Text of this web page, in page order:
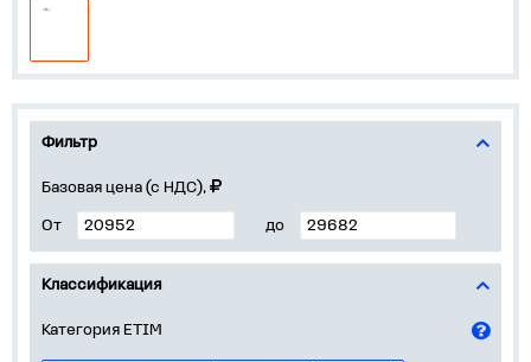
Фильтр
Базовая цена (с НДС),
От до
Классификация
Категория ETIM